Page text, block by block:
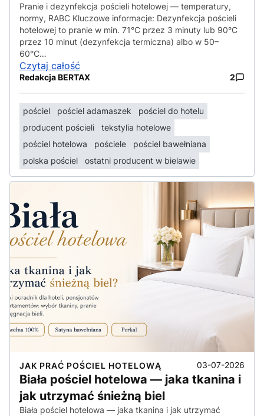
Pranie i dezynfekcja pościeli hotelowej — temperatury,
normy, RABC Kluczowe informacje: Dezynfekcja pościeli
hotelowej to pranie w min. 71°C przez 3 minuty lub 90°C
przez 10 minut (dezynfekcja termiczna) albo w 50–
60°C…
Czytaj całość
Redakcja BERTAX 2
pościel pościel adamaszek
pościel do hotelu
producent pościeli
tekstylia hotelowe
pościel hotelowa
pościele
pościel bawełniana
polska pościel
ostatni producent w bielawie
JAK PRAĆ POŚCIEL HOTELOWĄ 03-07-2026
Biała pościel hotelowa — jaka tkanina i
jak utrzymać śnieżną biel
Biała pościel hotelowa — jaka tkanina i jak utrzymać